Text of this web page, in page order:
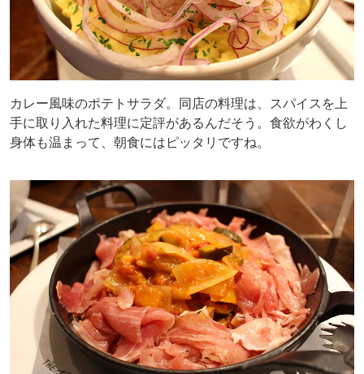
カレー風味のポテトサラダ。同店の料理は、スパイスを上
手に取り入れた料理に定評があるんだそう。食欲がわくし
身体も温まって、朝食にはピッタリですね。